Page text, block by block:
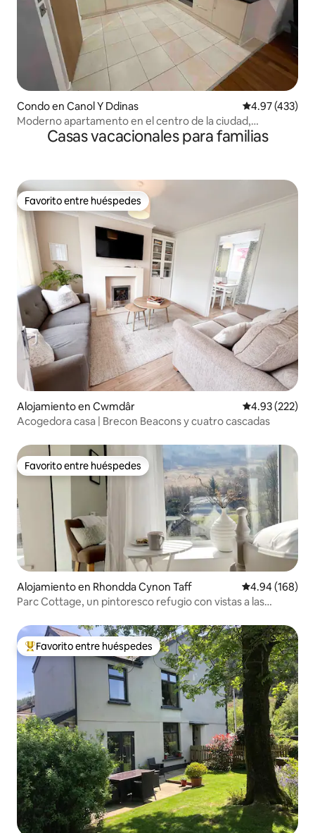
Condo en Canol Y Ddinas Calificación
4.97 (433)
Moderno apartamento en el centro de la ciudad,
excelente ubicación.
Casas vacacionales para familias
Favorito entre huéspedes
Favorito entre huéspedes
Alojamiento en Cwmdâr Calificación
4.93 (222)
Acogedora casa | Brecon Beacons y cuatro cascadas
Favorito entre huéspedes
Favorito entre huéspedes
Alojamiento en Rhondda Cynon Taff Calificación
4.94 (168)
Parc Cottage, un pintoresco refugio con vistas a las
Favorito entre huéspedes preferido
Favorito entre huéspedes